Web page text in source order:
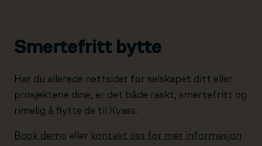
Smertefritt bytte
Har du allerede nettsider for selskapet ditt eller
prosjektene dine, er det både raskt, smertefritt og
rimelig å flytte de til Kvass.
Book demo eller kontakt oss for mer informasjon